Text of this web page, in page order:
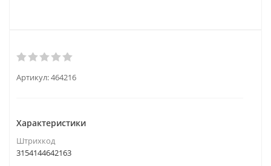
Артикул:464216
Характеристики
Штрихкод
3154144642163